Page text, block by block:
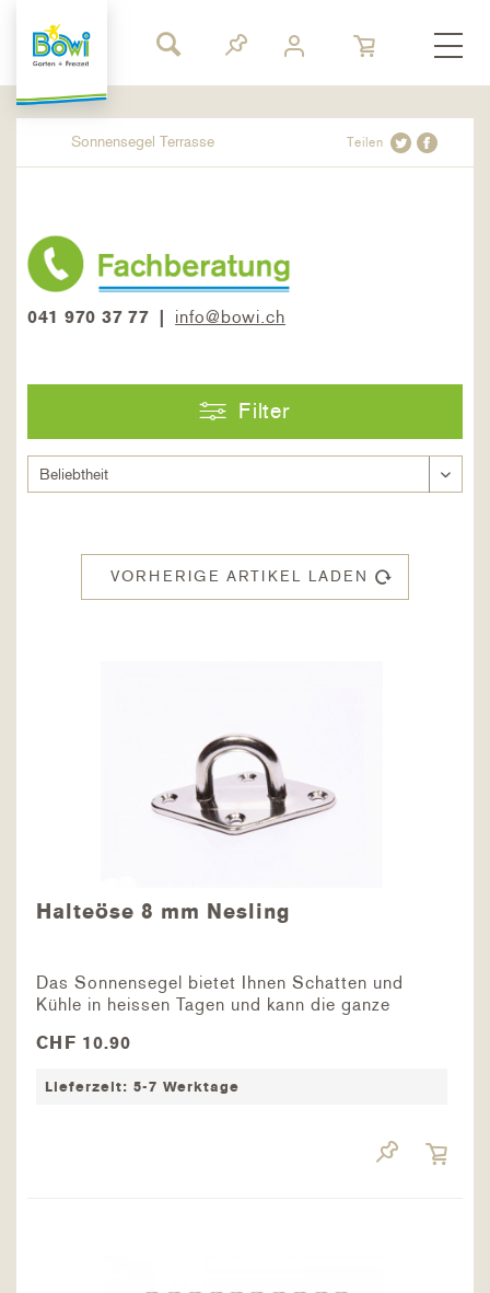
Sonnensegel Terrasse Teilen
041 970 37 77 | info@bowi.ch
Filter
VORHERIGE ARTIKEL LADEN
Halteöse 8 mm Nesling
Das Sonnensegel bietet Ihnen Schatten und
Kühle in heissen Tagen und kann die ganze
bleiben - in Ihrem Garten, auf der Terrasse /
Sandkasten des...
CHF 10.90
Lieferzeit: 5-7 Werktage